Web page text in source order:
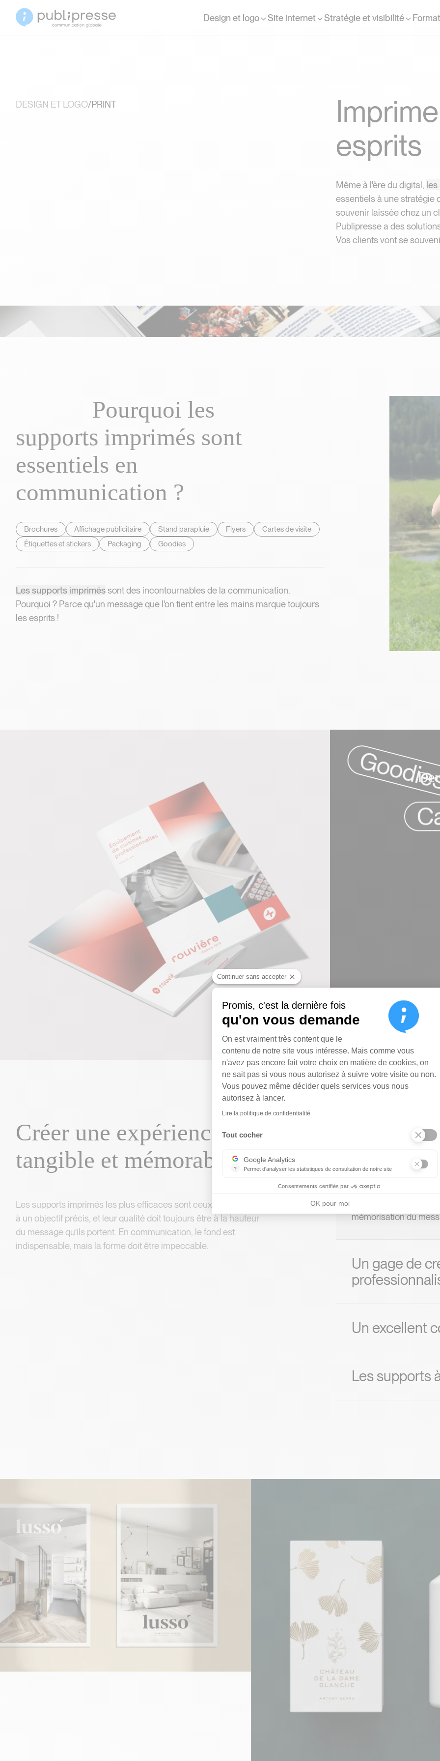
Design et logo Site internet Stratégie et visibilité
DESIGN ET LOGO/PRINT Imprime
esprits
Même à l'ère du digital,
essentiels à une stratégie
souvenir laissée chez un
Publipresse a des
Vos clients vont se
Pourquoi les
supports imprimés sont
essentiels en
communication ?
Pourquoi les supports imprimés sont
Brochures Affichage publicitaire Stand parapluie Flyers
Cartes de visite
Êtiquettes et stickers
Packaging Goodies
Les supports impriméssont des incontournables de la communication.
Pourquoi ? Parce qu'un message que l'on tient entre les mains marque toujours
les esprits !
De
Roll-up
Créer une expérienc
tangible et mémorab
e
Créer une expérience tangible et mémorable
Les supports imprimés les plus efficaces sont ceux qui répondent
à un objectif précis, et leur qualité doit toujours être à la hauteur
du message qu’ils portent. En communication, le fond est
indispensable, mais la forme doit être impeccable.
Une
Un support imprimé
Cette matérialité
mémorisation du
Un gage de
Un excellent
Les supports
Continuer sans accepter
Promis, c'est la dernière fois
qu'on vous demande
Plateforme de Gestion du
On est vraiment très content que le
contenu de notre site vous intéresse. Mais comme vous
n'avez pas encore fait votre choix en matière de cookies, on
ne sait pas si vous nous autorisez à suivre votre visite ou non.
Vous pouvez même décider quels services vous nous
autorisez à lancer.
Lire la politique de confidentialité
Tout cocher
?
Google Analytics
Permet d'analyser les statistiques de consultation de notre site
Consentements certifiés par
OK pour moi